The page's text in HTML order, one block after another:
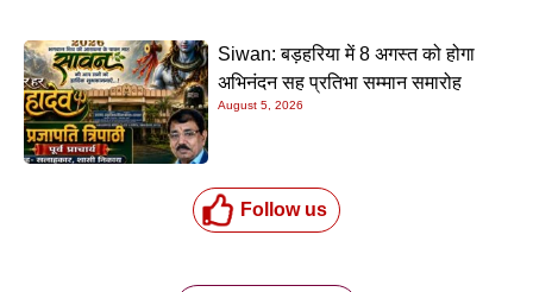
Siwan: बड़हरिया में 8 अगस्त को होगा
अभिनंदन सह प्रतिभा सम्मान समारोह
August 5, 2026
Follow us